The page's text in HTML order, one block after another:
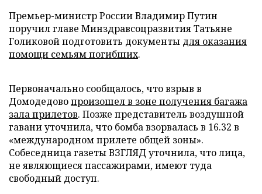
Премьер-министр России Владимир Путин
поручил главе Минздравсоцразвития Татьяне
Голиковой подготовить документы для оказания
помощи семьям погибших.
Первоначально сообщалось, что взрыв в
Домодедовопроизошел в зоне получения багажа
зала прилетов. Позже представитель воздушной
гавани уточнила, что бомба взорвалась в 16.32 в
«международном прилете общей зоны».
Собеседница газеты ВЗГЛЯД уточнила, что лица,
не являющиеся пассажирами, имеют туда
свободный доступ.